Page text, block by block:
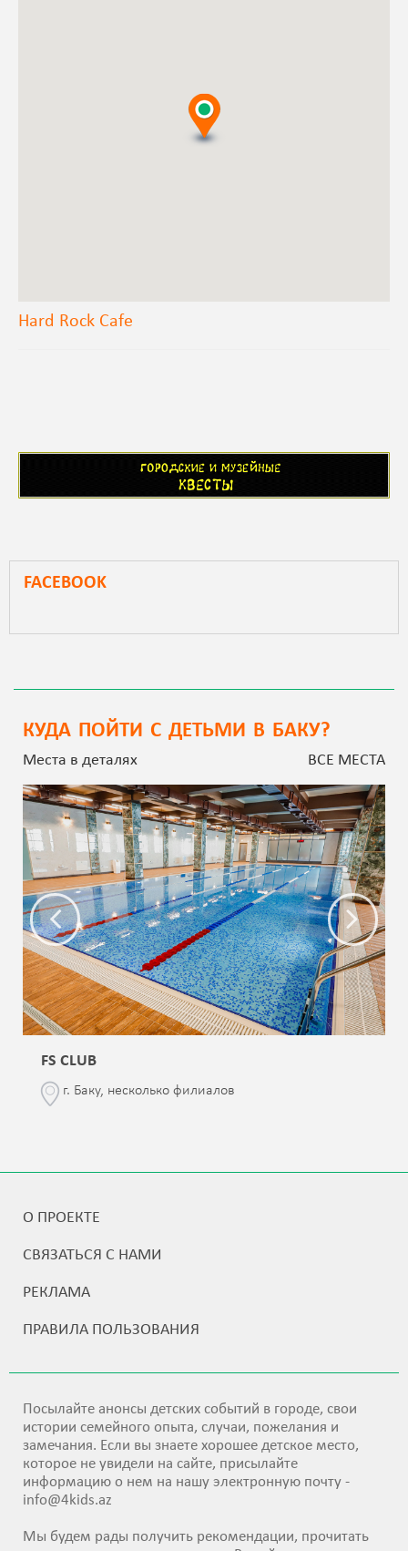
Hard Rock Cafe
FACEBOOK
КУДА ПОЙТИ С ДЕТЬМИ В БАКУ?
Места в деталях ВСЕ МЕСТА
FS CLUB
г. Баку, несколько филиалов
О ПРОЕКТЕ
СВЯЗАТЬСЯ С НАМИ
РЕКЛАМА
ПРАВИЛА ПОЛЬЗОВАНИЯ
Посылайте анонсы детских событий в городе, свои
истории семейного опыта, случаи, пожелания и
замечания. Если вы знаете хорошее детское место,
которое не увидели на сайте, присылайте
информацию о нем на нашу электронную почту -
info@4kids.az
Мы будем рады получить рекомендации, прочитать